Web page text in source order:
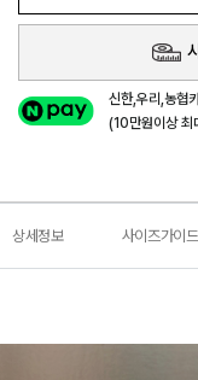
신한,우리,농협
(10만원이상
상세정보 사이즈가이드